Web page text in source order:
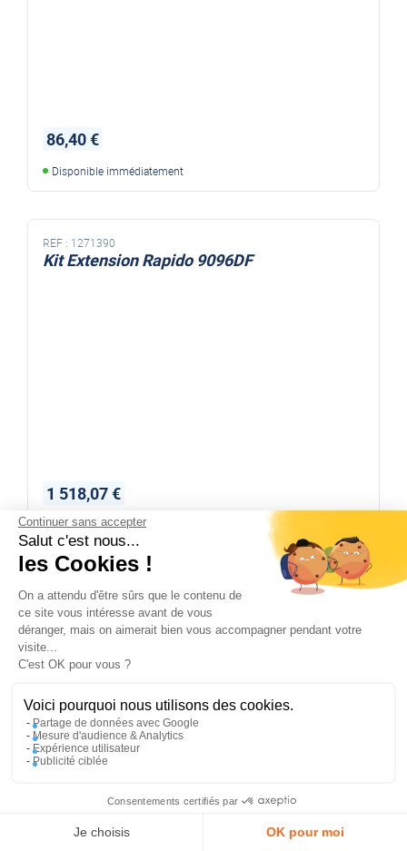
Continuer sans accepter
Salut c'est nous...
les Cookies !
On a attendu d'être sûrs que le contenu de
ce site vous intéresse avant de vous
déranger, mais on aimerait bien vous accompagner pendant votre
visite...
C'est OK pour vous ?
Voici pourquoi nous utilisons des cookies.
Partage de données avec Google
Mesure d'audience & Analytics
Expérience utilisateur
Publicité ciblée
Consentements certifiés par
Je choisis OK pour moi
Compte Panier
86,40 €
Disponible immédiatement
REF : 1271390
Kit Extension Rapido 9096DF
1 518,07 €
Disponible immédiatement
REF :UMBRASA
PLATINE
PROFITEZ DE -5 %
vous abonnant à notre newsletter !
J'en profite